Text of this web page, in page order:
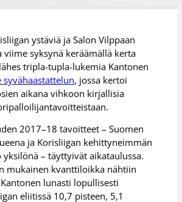
ystäviä ja Salon Vilppaan
viime syksynä keräämällä kerta
tripla-tupla-lukemia Kantonen
syvähaastattelun, jossa kertoi
aikana vihkoon kirjallisia
2017–18 tavoitteet – Suomen
ja Korisliigan kehittyneimmän
– täyttyivät aikataulussa.
mukainen kvanttiloikka nähtiin
lunasti lopullisesti
eliitissä 10,7 pisteen, 5,1